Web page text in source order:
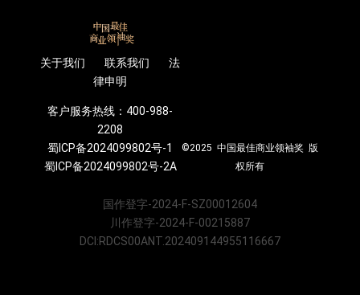
关于我们 联系我们 法
律申明
客户服务热线：400-988-
2208
蜀ICP备2024099802号-1
蜀ICP备2024099802号-2A
©2025 中国最佳商业领袖奖 版
权所有
国作登字-2024-F-SZ00012604
川作登字-2024-F-00215887
DCI:RDCS00ANT.202409144955116667